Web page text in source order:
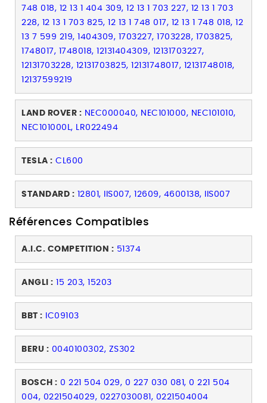
748 018, 12 13 1 404 309, 12 13 1 703 227, 12 13 1 703
228, 12 13 1 703 825, 12 13 1 748 017, 12 13 1 748 018, 12
13 7 599 219, 1404309, 1703227, 1703228, 1703825,
1748017, 1748018, 12131404309, 12131703227,
12131703228, 12131703825, 12131748017, 12131748018,
12137599219
LAND ROVER : NEC000040, NEC101000, NEC101010,
NEC101000L, LR022494
TESLA : CL600
STANDARD : 12801, IIS007, 12609, 4600138, IIS007
Références Compatibles
A.I.C. COMPETITION : 51374
ANGLI : 15 203, 15203
BBT : IC09103
BERU : 0040100302, ZS302
BOSCH : 0 221 504 029, 0 227 030 081, 0 221 504
004, 0221504029, 0227030081, 0221504004